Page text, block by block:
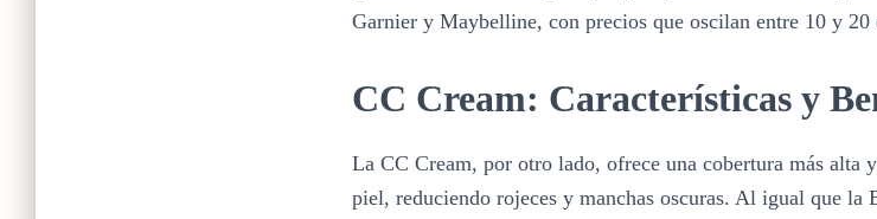
Garnier y Maybelline, con precios que oscilan entre 10 y 20
CC Cream: Características y
La CC Cream, por otro lado, ofrece una cobertura más alta
piel, reduciendo rojeces y manchas oscuras. Al igual que la